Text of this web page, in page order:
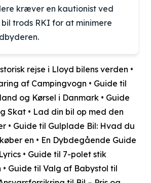
kræver en kautionist ved
trods RKI for at minimere
rejse i Lloyd bilens verden •
af Campingvogn • Guide til
og Kørsel i Danmark • Guide
Skat • Lad din bil op med den
• Guide til Gulplade Bil: Hvad du
en • En Dybdegående Guide
• Guide til 7-polet stik
• Guide til Valg af Babystol til